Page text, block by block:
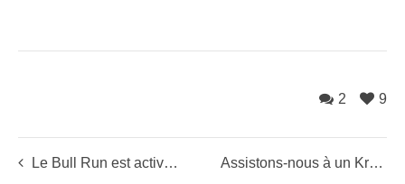
9
2
Le Bull Run est activé sur l’or Assistons-nous à un Krach ?